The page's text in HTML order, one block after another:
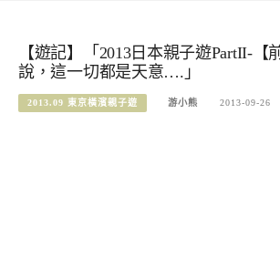
【遊記】「2013日本親子遊PartII-【
說，這一切都是天意….」
2013.09 東京橫濱親子遊 游小熊 2013-09-26